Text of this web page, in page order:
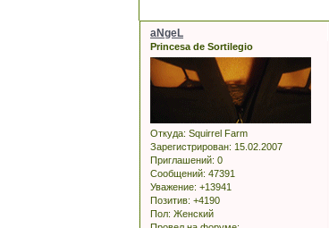
aNgeL
Princesa de Sortilegio
Откуда: Squirrel Farm
Зарегистрирован: 15.02.2007
Приглашений: 0
Сообщений: 47391
Уважение: +13941
Позитив: +4190
Пол: Женский